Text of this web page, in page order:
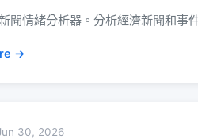
聞情緒分析器。分析經濟新聞和事
→
30, 2026